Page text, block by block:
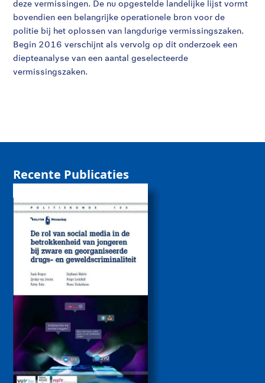
deze vermissingen. De nu opgestelde landelijke lijst vormt
bovendien een belangrijke operationele bron voor de
politie bij het oplossen van langdurige vermissingszaken.
Begin 2016 verschijnt als vervolg op dit onderzoek een
diepteanalyse van een aantal geselecteerde
vermissingszaken.
Recente Publicaties
De rol van sociale
media bij de
betrokkenheid van
jongeren bij zware
drugs- en
geweldscriminaliteit
2026
Politiekunde
Politiekunde